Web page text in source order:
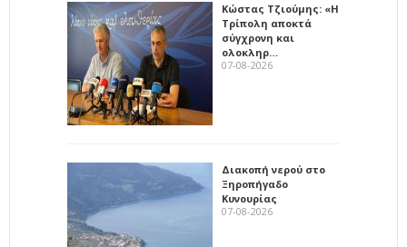
Κώστας Τζιούμης: «Η
Τρίπολη αποκτά
σύγχρονη και
ολοκληρ…
07-08-2026
Διακοπή νερού στο
Ξηροπήγαδο
Κυνουρίας
07-08-2026